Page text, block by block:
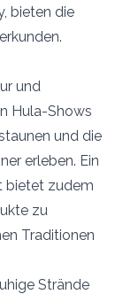
bieten die
und
Hula-Shows
und die
erleben. Ein
bietet zudem
zu
Traditionen
Strände